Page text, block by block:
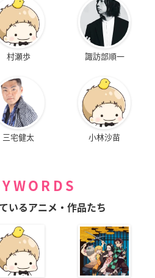
村瀬歩 諏訪部順一
三宅健太 小林沙苗
いるアニメ・作品たち